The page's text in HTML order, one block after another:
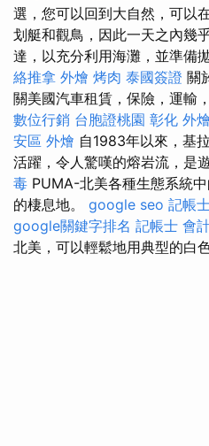
選，您可以回到大自然，可以
划艇和觀鳥，因此一天之內幾
達，以充分利用海灘，並準備
絡推拿 外燴 烤肉 泰國簽證 關
關美國汽車租賃，保險，運輸
數位行銷 台胞證桃園 彰化 外燴
安區 外燴 自1983年以來，基
活躍，令人驚嘆的熔岩流，是
毒 PUMA-北美各種生態系統
的棲息地。 google seo 記帳
google關鍵字排名 記帳士 會
北美，可以輕鬆地用典型的白